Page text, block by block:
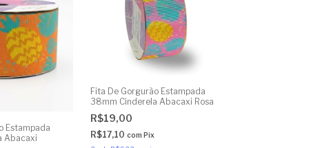
Estampada
Abacaxi
Fita De Gorgurão Estampada
38mm Cinderela Abacaxi Rosa
R$19,00
R$17,10 com Pix